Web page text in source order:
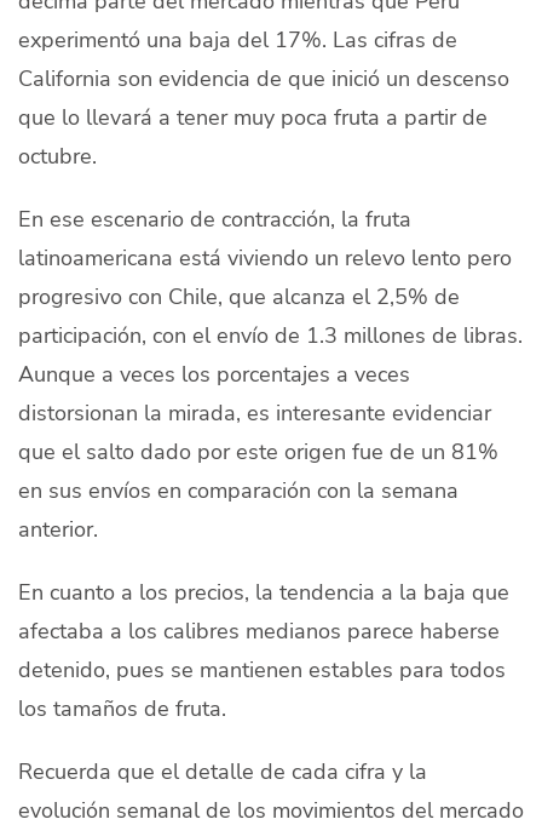
experimentó una baja del 17%. Las cifras de
California son evidencia de que inició un descenso
que lo llevará a tener muy poca fruta a partir de
octubre.
En ese escenario de contracción, la fruta
latinoamericana está viviendo un relevo lento pero
progresivo con Chile, que alcanza el 2,5% de
participación, con el envío de 1.3 millones de libras.
Aunque a veces los porcentajes a veces
distorsionan la mirada, es interesante evidenciar
que el salto dado por este origen fue de un 81%
en sus envíos en comparación con la semana
anterior.
En cuanto a los precios, la tendencia a la baja que
afectaba a los calibres medianos parece haberse
detenido, pues se mantienen estables para todos
los tamaños de fruta.
Recuerda que el detalle de cada cifra y la
evolución semanal de los movimientos del mercado